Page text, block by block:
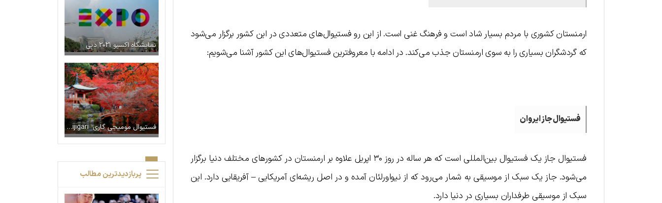
ارمنستان کشوری با مردم بسیار شاد است و فرهنگ غنی است. از این رو فستیوال‌های متعددی در این کشور برگزار می‌شود
که گردشگران بسیاری را به سوی ارمنستان جذب می‌کند. در ادامه با معروفترین فستیوال‌های این کشور آشنا می‌شویم:
فستیوال جاز ایروان
فستیوال جاز یک فستیوال بین‌المللی است که هر ساله در روز ۳۰ اپریل علاوه بر ارمنستان در کشورهای مختلف دنیا برگزار
می‌شود. جاز یک سبک از موسیقی به شمار می‌رود که از نیواورلئان آمده و در اصل ریشه‌ای آمریکایی – آفریقایی دارد. این
سبک از موسیقی طرفداران بسیاری در دنیا دارد.
نمایشگاه اکسپو ۲۰۲۱ دبی
فستیوال مومیجی گاری Momijigari
پربازدیدترین مطالب